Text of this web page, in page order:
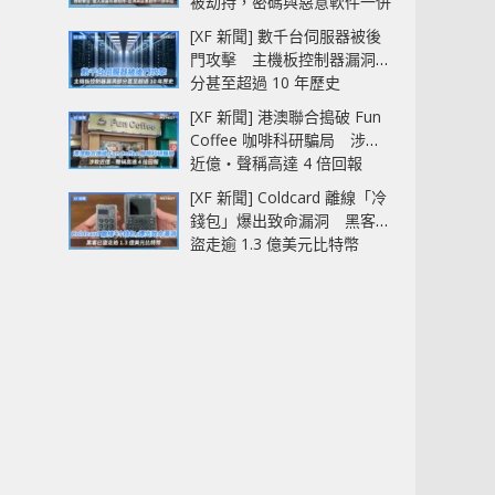
中招
[XF 新聞] 數千台伺服器被後
門攻擊 主機板控制器漏洞部
分甚至超過 10 年歷史
[XF 新聞] 港澳聯合搗破 Fun
Coffee 咖啡科研騙局 涉款
近億‧聲稱高達 4 倍回報
[XF 新聞] Coldcard 離線「冷
錢包」爆出致命漏洞 黑客已
盜走逾 1.3 億美元比特幣